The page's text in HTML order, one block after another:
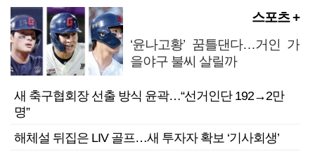
스포츠 +
‘윤나고황’ 꿈틀댄다…거인 가
을야구 불씨 살릴까
새 축구협회장 선출 방식 윤곽…“선거인단 192→2만
명”
해체설 뒤집은 LIV 골프…새 투자자 확보 ‘기사회생’